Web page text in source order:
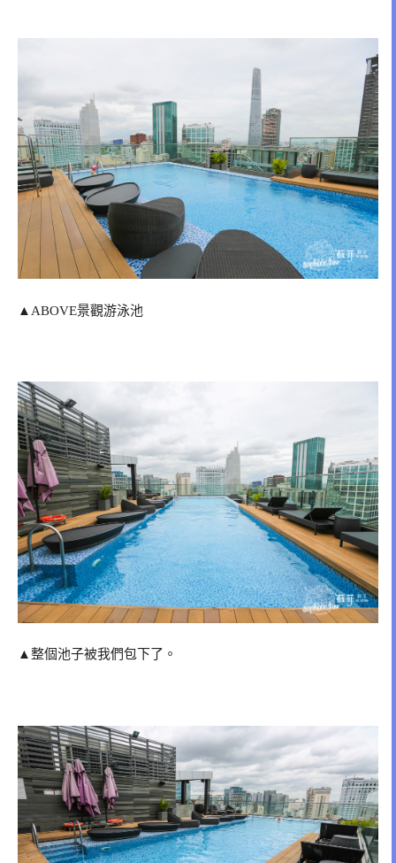
▲ABOVE景觀游泳池
▲整個池子被我們包下了。